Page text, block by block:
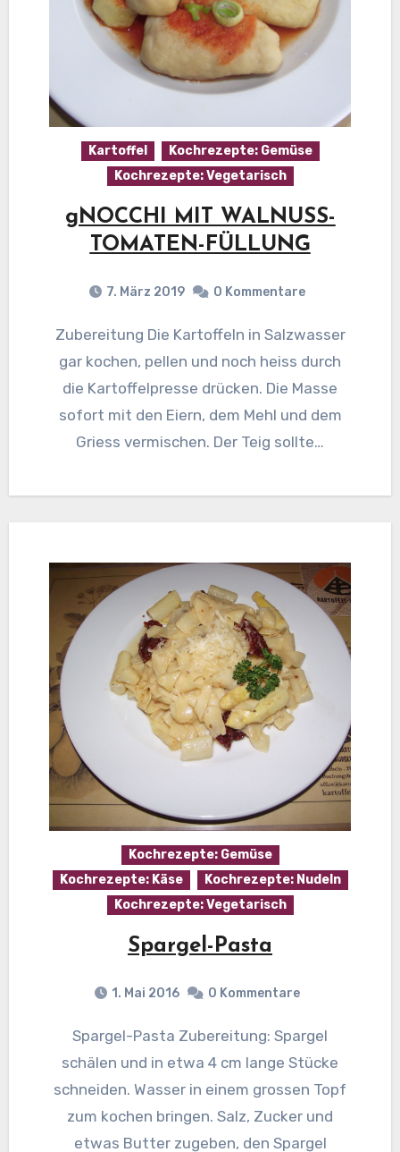
Kartoffel
Kochrezepte: Gemüse
Kochrezepte: Vegetarisch
gNOCCHI MIT WALNUSS-
TOMATEN-FÜLLUNG
7. März 2019 0 Kommentare
Zubereitung Die Kartoffeln in Salzwasser
gar kochen, pellen und noch heiss durch
die Kartoffelpresse drücken. Die Masse
sofort mit den Eiern, dem Mehl und dem
Griess vermischen. Der Teig sollte…
Kochrezepte: Gemüse
Kochrezepte: Käse
Kochrezepte: Nudeln
Kochrezepte: Vegetarisch
Spargel-Pasta
1. Mai 2016 0 Kommentare
Spargel-Pasta Zubereitung: Spargel
schälen und in etwa 4 cm lange Stücke
schneiden. Wasser in einem grossen Topf
zum kochen bringen. Salz, Zucker und
etwas Butter zugeben, den Spargel